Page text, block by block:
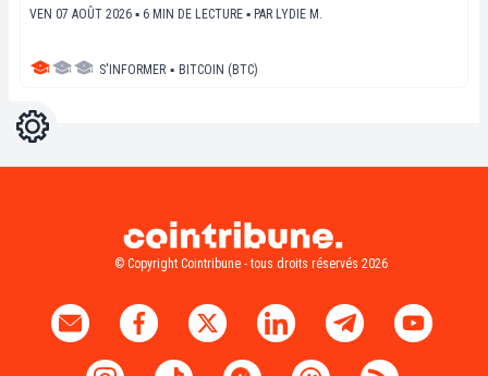
VEN 07 AOÛT 2026 ▪ 6 MIN DE LECTURE ▪ PAR LYDIE M.
S'INFORMER ▪ BITCOIN (BTC)
Réglages
© Copyright Cointribune - tous droits réservés 2026